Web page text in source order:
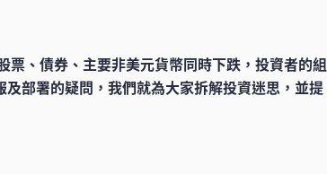
票、債券、主要非美元貨幣同時下跌，投資者的組
部署的疑問，我們就為大家拆解投資迷思，並提